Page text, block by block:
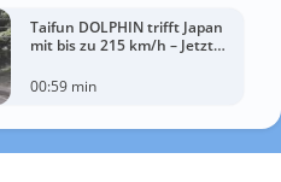
Taifun DOLPHIN trifft Japan
mit bis zu 215 km/h – Jetzt
00:59 min